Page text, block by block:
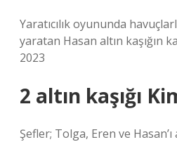
Yaratıcılık oyununda
yaratan Hasan altın kaşığın
2023
2 altın kaşığı
Şefler; Tolga, Eren ve Hasan’ı